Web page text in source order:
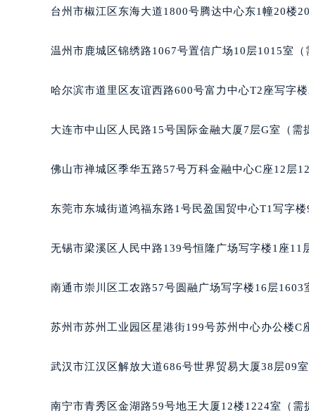
辽宁省锦州市古塔区中央大街宝格
辽宁省盘锦市兴隆台区石油大街宝
辽宁省营口市站前区市府路与渤海
辽宁省沈阳市沈河区中街路83号亨
北京市东城区东长安街1号王府井
内蒙古自治区阿拉善盟市左旗土尔
内蒙古自治区包头市青山区幸福路
内蒙古自治区鄂尔多斯市东胜区伊
内蒙古自治区通辽市科尔沁区明仁
内蒙古自治区乌兰察布市集宁区恩
内蒙古自治区兴安盟市乌兰浩特市
台州市椒江区东海大道1800号腾达中心东1幢20楼
温州市鹿城区锦绣路1067号置信广场10层1015室（
哈尔滨市道里区友谊西路600号富力中心T2座写字
大连市中山区人民路15号国际金融大厦7层G室（需
佛山市禅城区季华五路57号万科金融中心C座12层
东莞市东城街道鸿福东路1号民盈国贸中心T1写字楼
无锡市梁溪区人民中路139号恒隆广场写字楼1座11
南通市崇川区工农路57号圆融广场写字楼16层1603
苏州市苏州工业园区星港街199号苏州中心办公楼C
武汉市江汉区解放大道686号世界贸易大厦38层09室
南宁市青秀区金湖路59号地王大厦12楼1224室（需